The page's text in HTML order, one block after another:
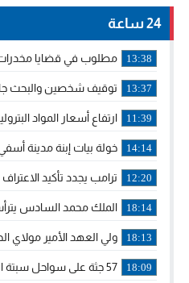
24 ساعة
13:38 مطلوب في قضايا مخدرات
13:37 توقيف شخصين والبحث
11:39 ارتفاع أسعار المواد
14:14 خولة بيات إبنة مدينة
12:20 ترامب يجدد تأكيد
18:14 الملك محمد السادس
18:13 ولي العهد الأمير مولاي
18:09 57 جثة على سواحل سبتة المحتلة .. وآلاف المقتحمين يعودون إلى المغرب